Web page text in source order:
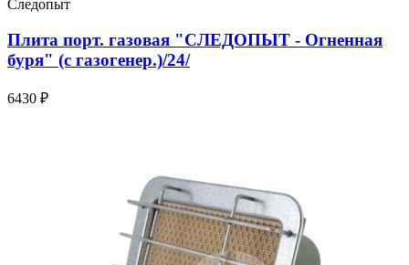
Следопыт
Плита порт. газовая "СЛЕДОПЫТ - Огненная
буря" (с газогенер.)/24/
6430 ₽